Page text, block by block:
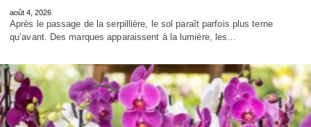
août 4, 2026
Après le passage de la serpillière, le sol paraît parfois plus terne
qu’avant. Des marques apparaissent à la lumière, les…